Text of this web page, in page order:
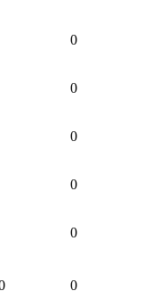
0
0
0
0
0
0